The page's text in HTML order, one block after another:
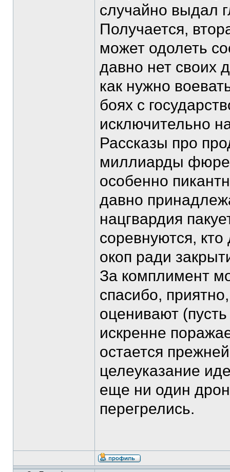
случайно выдал
Получается,
может одолеть
давно нет своих
как нужно
боях с
исключительно
Рассказы про
миллиарды
особенно
давно
нацгвардия
соревнуются,
окоп ради
За комплимент
спасибо,
оценивают
искренне
остается
целеуказание
еще ни один
перегрелись.